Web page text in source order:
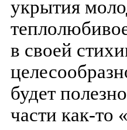
укрытия
в своей
будет
части как-то